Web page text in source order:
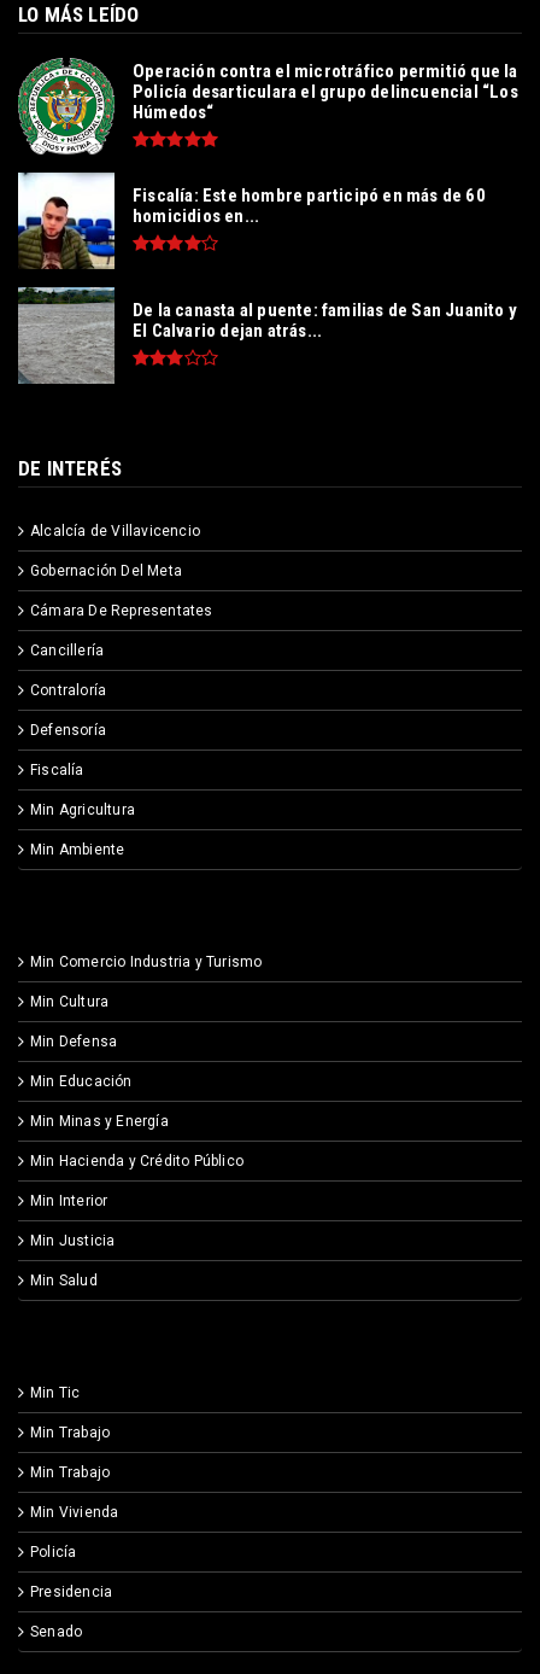
LO MÁS LEÍDO
Operación contra el microtráfico permitió que la
Policía desarticulara el grupo delincuencial “Los
Húmedos“
Fiscalía: Este hombre participó en más de 60
homicidios en...
De la canasta al puente: familias de San Juanito y
El Calvario dejan atrás...
DE INTERÉS
Alcalcía de Villavicencio
Gobernación Del Meta
Cámara De Representates
Cancillería
Contraloría
Defensoría
Fiscalía
Min Agricultura
Min Ambiente
Min Comercio Industria y Turismo
Min Cultura
Min Defensa
Min Educación
Min Minas y Energía
Min Hacienda y Crédito Público
Min Interior
Min Justicia
Min Salud
Min Tic
Min Trabajo
Min Trabajo
Min Vivienda
Policía
Presidencia
Senado